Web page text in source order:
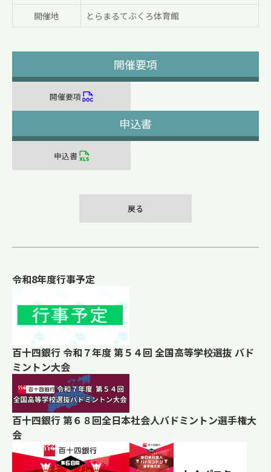
開催地
とらまるてぶくろ体育館
開催要項
開催要項
申込書
申込書
戻る
令和8年度行事予定
百十四銀行 令和７年度 第５４回 全国高等学校選抜 バド
ミントン大会
百十四銀行 第６８回全日本社会人バドミントン選手権大
会